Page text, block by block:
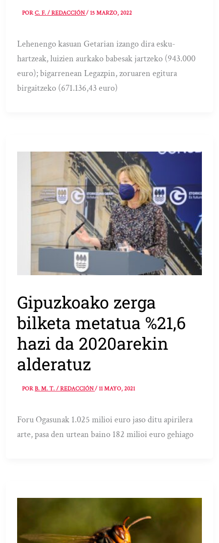
PORC. F. / REDACCIÓN/15 MARZO, 2022
Lehenengo kasuan Getarian izango dira esku-
hartzeak, luizien aurkako babesak jartzeko (943.000
euro); bigarrenean Legazpin, zoruaren egitura
birgaitzeko (671.136,43 euro)
Gipuzkoako zerga
bilketa metatua %21,6
hazi da 2020arekin
alderatuz
PORB. M. T. / REDACCIÓN/11 MAYO, 2021
Foru Ogasunak 1.025 milioi euro jaso ditu apirilera
arte, pasa den urtean baino 182 milioi euro gehiago